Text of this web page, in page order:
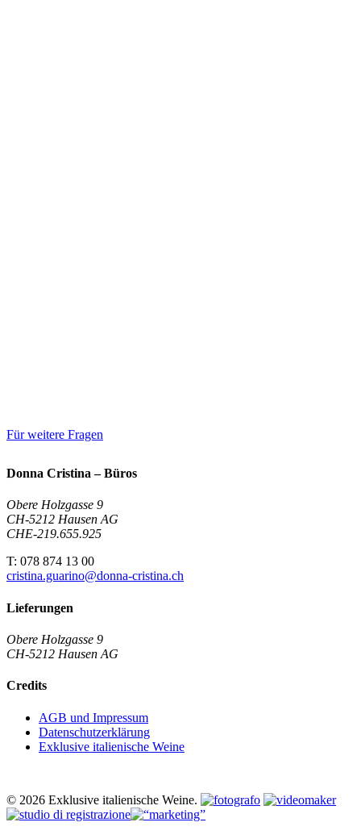
Für weitere Fragen
Donna Cristina – Büros
Obere Holzgasse 9
CH-5212 Hausen AG
CHE-219.655.925
T: 078 874 13 00
cristina.guarino@donna-cristina.ch
Lieferungen
Obere Holzgasse 9
CH-5212 Hausen AG
Credits
AGB und Impressum
Datenschutzerklärung
Exklusive italienische Weine
© 2026 Exklusive italienische Weine.